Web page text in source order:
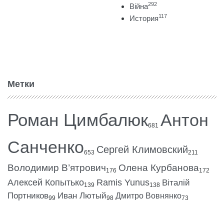
Війна292
История117
Метки
Роман Цимбалюк681 Антон
Санченко653 Сергей Климовский211
Володимир В’ятрович176 Олена Курбанова172
Алексей Копытько139 Ramis Yunus138 Віталій
Портников99 Иван Лютый98 Дмитро Вовнянко73